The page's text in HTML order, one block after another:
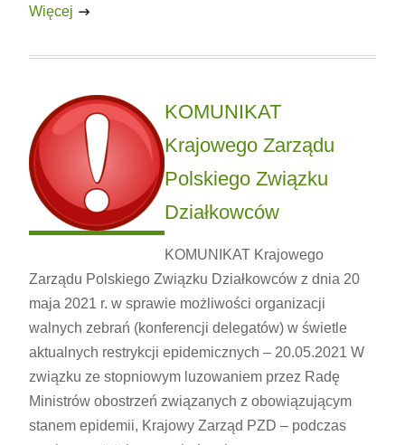
Więcej
KOMUNIKAT
Krajowego Zarządu
Polskiego Związku
Działkowców
KOMUNIKAT Krajowego
Zarządu Polskiego Związku Działkowców z dnia 20
maja 2021 r. w sprawie możliwości organizacji
walnych zebrań (konferencji delegatów) w świetle
aktualnych restrykcji epidemicznych – 20.05.2021 W
związku ze stopniowym luzowaniem przez Radę
Ministrów obostrzeń związanych z obowiązującym
stanem epidemii, Krajowy Zarząd PZD – podczas